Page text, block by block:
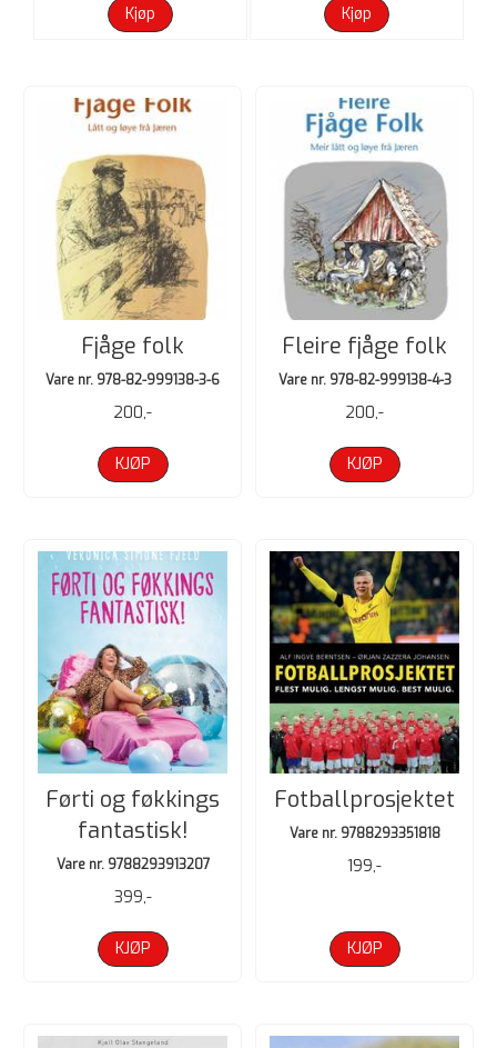
Kjøp Kjøp
Fjåge folk
Vare nr. 978-82-999138-3-6
200,-
KJØP
Fleire fjåge folk
Vare nr. 978-82-999138-4-3
200,-
KJØP
Førti og føkkings
fantastisk!
Vare nr. 9788293913207
399,-
KJØP
Fotballprosjektet
Vare nr. 9788293351818
199,-
KJØP